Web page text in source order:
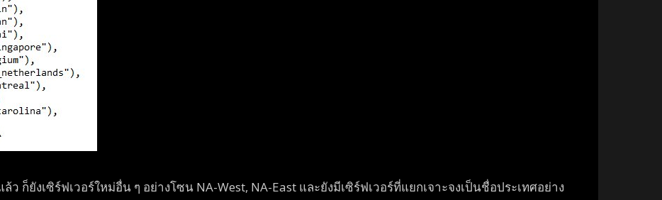
ว ก็ยังเซิร์ฟเวอร์ใหม่อื่น ๆ อย่างโซน NA-West, NA-East และยังมีเซิร์ฟเวอร์ที่แยกเจาะจงเป็นชื่อประเทศอย่าง